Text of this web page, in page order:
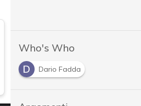
Who's Who
D
Dario Fadda